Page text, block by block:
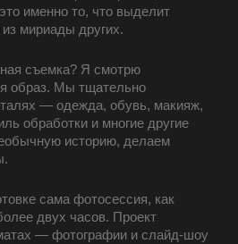
именно то, что выделит
мириады других.
съемка? Я смотрю
образ. Мы тщательно
— одежда, обувь, макияж,
обработки и многие другие
историю, делаем
сама фотосессия, как
двух часов. Проект
— фотографии и слайд-шоу